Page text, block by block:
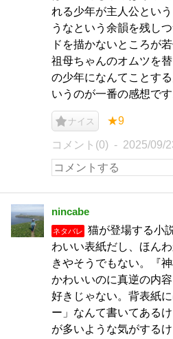
れる少年が主人公とい
うなという余韻を残し
ドを描かないところが
祖母ちゃんのオムツを
の少年になんてことす
いうのが一番の感想です
ナイス ★9
コメント(0) 2025/09/
nincabe
ネタバレ
猫が登場する小
わいい表紙だし、ほん
きやそうでもない。『
かわいいのに真逆の内
好きじゃない。背表紙
ー」なんて書いてある
が多いような気がする